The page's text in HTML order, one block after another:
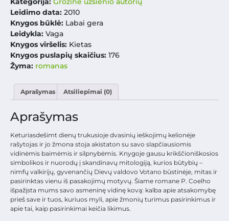
Leidimo data: 2010
Knygos būklė: Labai gera
Leidykla: Vaga
Knygos viršelis: Kietas
Knygos puslapių skaičius: 176
Žyma: romanas
Aprašymas Atsiliepimai (0)
Aprašymas
Keturiasdešimt dienų trukusioje dvasinių ieškojimų kelionėje
rašytojas ir jo žmona stoja akistaton su savo slapčiausiomis
vidinėmis baimėmis ir silpnybėmis. Knygoje gausu krikščioniškosios
simbolikos ir nuorodų į skandinavų mitologiją, kurios būtybių –
nimfų valkirijų, gyvenančių Dievų valdovo Votano būstinėje, mitas ir
pasirinktas vienu iš pasakojimų motyvų. Šiame romane P. Coelho
išpažįsta mums savo asmeninę vidinę kovą: kalba apie atsakomybę
prieš save ir tuos, kuriuos myli, apie žmonių turimus pasirinkimus ir
apie tai, kaip pasirinkimai keičia likimus.